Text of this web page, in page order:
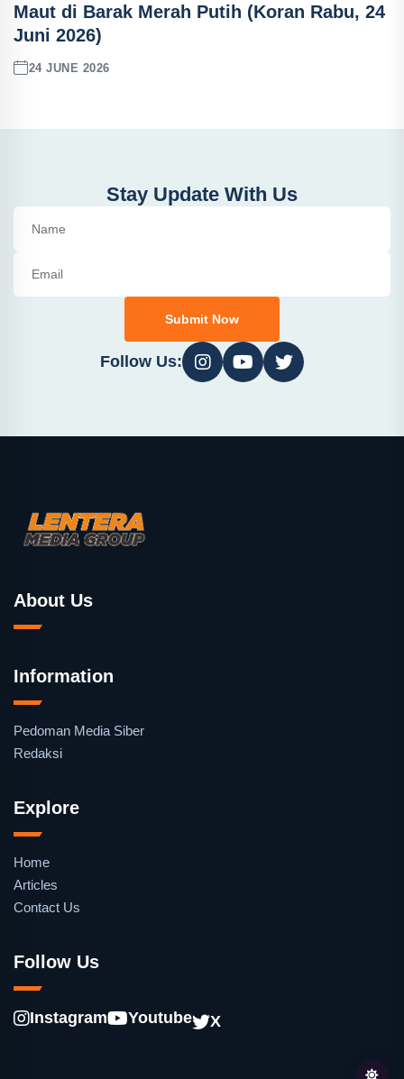
Maut di Barak Merah Putih (Koran Rabu, 24
Juni 2026)
24 JUNE 2026
Stay Update With Us
Submit Now
Follow Us:
About Us
Information
Pedoman Media Siber
Redaksi
Explore
Home
Articles
Contact Us
Follow Us
Instagram Youtube X